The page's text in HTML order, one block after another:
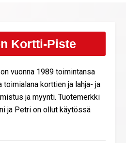
Kortti-Piste
vuonna 1989 toimintansa
toimialana korttien ja lahja- ja
ja myynti. Tuotemerkki
ja Petri on ollut käytössä